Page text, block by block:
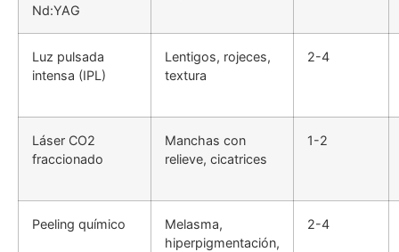
Nd:YAG
Luz pulsada
intensa (IPL)
Lentigos, rojeces,
textura
2-4
Láser CO2
fraccionado
Manchas con
relieve, cicatrices
1-2
Peeling químico
Melasma,
hiperpigmentación,
2-4